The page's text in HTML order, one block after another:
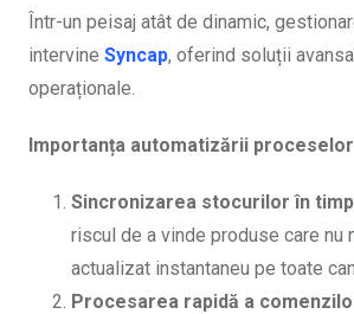
Într-un peisaj atât de dinamic,
intervine Syncap, oferind soluții
operaționale.
Importanța automatizării
Sincronizarea stocurilor în
riscul de a vinde produse care
actualizat instantaneu pe toate
Procesarea rapidă a